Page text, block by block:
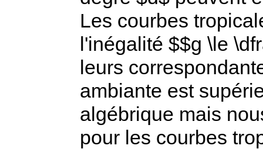
Les courbes
l'inégalité $$g \le
leurs
ambiante est
algébrique mais
pour les courbes